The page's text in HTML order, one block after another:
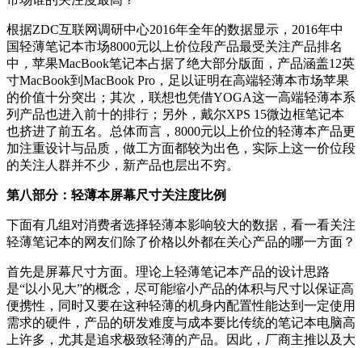
根据ZDC互联网调研中心2016年全年的数据显示，2016年中
国轻薄笔记本市场8000元以上价位段产品最受关注产品排名
中 ， 苹果MacBook笔记本占据了绝大部分版面，产品涵盖12英
寸MacBook到MacBook Pro，足以证明在高端轻薄本市场苹果
的价值十分突出；其次，联想也凭借YOGA这一高端轻薄本系
列产品也进入前十的排行；另外，戴尔XPS 15微边框笔记本
也挤进了前五名。总体而言，8000元以上价位的轻薄本产品更
加注重设计与品质，做工方面都较为出色，实际上这一价位段
的关注人群并不少，新产品也层出不穷。
第八部分：轻薄本屏幕尺寸关注度比例
下面有几组对消费者选择轻薄本影响较大的数据，看一看关注
轻薄笔记本的网友们除了价格以外都在关心产品的哪一方面？
首先是屏幕尺寸方面。理论上轻薄笔记本产品的设计思路
是“以小见大”的概念，尽可能缩小产品的体积与尺寸以保证高
便携性，同时又要在这种轻薄的机身内配置性能达到一定使用
需求的硬件，产品的研发难度与成本要比传统的笔记本电脑高
上许多，尤其是追求极致轻薄的产品。因此，厂商主推以及大